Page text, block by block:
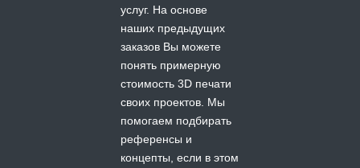
услуг. На основе
наших предыдущих
заказов Вы можете
понять примерную
стоимость 3D печати
своих проектов. Мы
помогаем подбирать
референсы и
концепты, если в этом